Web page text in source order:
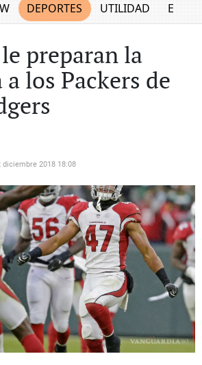
DEPORTES UTILIDAD
preparan la
los Packers de
diciembre 2018 18:08